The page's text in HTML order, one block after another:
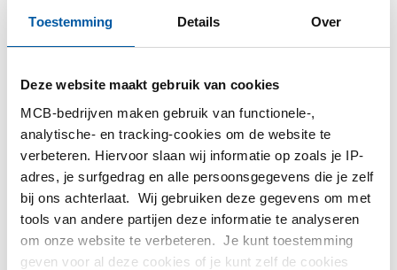
Toestemming Details Over
Deze website maakt gebruik van cookies
MCB-bedrijven maken gebruik van functionele-,
analytische- en tracking-cookies om de website te
verbeteren. Hiervoor slaan wij informatie op zoals je IP-
adres, je surfgedrag en alle persoonsgegevens die je zelf
bij ons achterlaat. Wij gebruiken deze gegevens om met
tools van andere partijen deze informatie te analyseren
om onze website te verbeteren. Je kunt toestemming
geven voor al deze cookies of je kunt zelf de cookies
MCB Direct
Testas
TS Métaux